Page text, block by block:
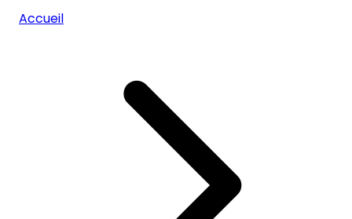
Accueil